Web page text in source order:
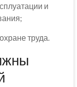
и
труда.